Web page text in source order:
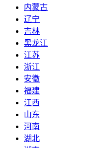
内蒙古
辽宁
吉林
黑龙江
江苏
浙江
安徽
福建
江西
山东
河南
湖北